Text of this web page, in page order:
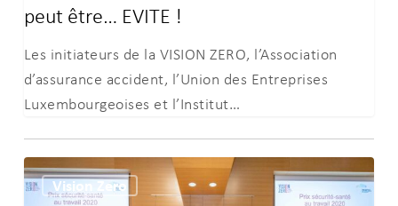
travail
être…
EVITE
!
peut être… EVITE !
Les initiateurs de la VISION ZERO, l’Association
d’assurance accident, l’Union des Entreprises
Luxembourgeoises et l’Institut…
Prix
SSTVision Zero